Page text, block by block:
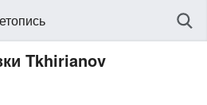
Tkhirianov